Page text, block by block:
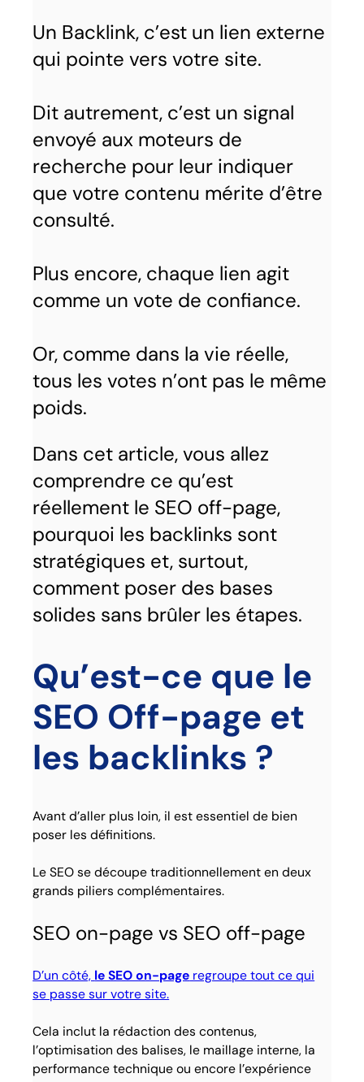
Un Backlink, c’est un lien externe
qui pointe vers votre site.
Dit autrement, c’est un signal
envoyé aux moteurs de
recherche pour leur indiquer
que votre contenu mérite d’être
consulté.
Plus encore, chaque lien agit
comme un vote de confiance.
Or, comme dans la vie réelle,
tous les votes n’ont pas le même
poids.
Dans cet article, vous allez
comprendre ce qu’est
réellement le SEO off-page,
pourquoi les backlinks sont
stratégiques et, surtout,
comment poser des bases
solides sans brûler les étapes.
Qu’est-ce que le
SEO Off-page et
les backlinks ?
Avant d’aller plus loin, il est essentiel de bien
poser les définitions.
Le SEO se découpe traditionnellement en deux
grands piliers complémentaires.
SEO on-page vs SEO off-page
D’un côté, le SEO on-page regroupe tout ce qui
se passe sur votre site.
Cela inclut la rédaction des contenus,
l’optimisation des balises, le maillage interne, la
performance technique ou encore l’expérience